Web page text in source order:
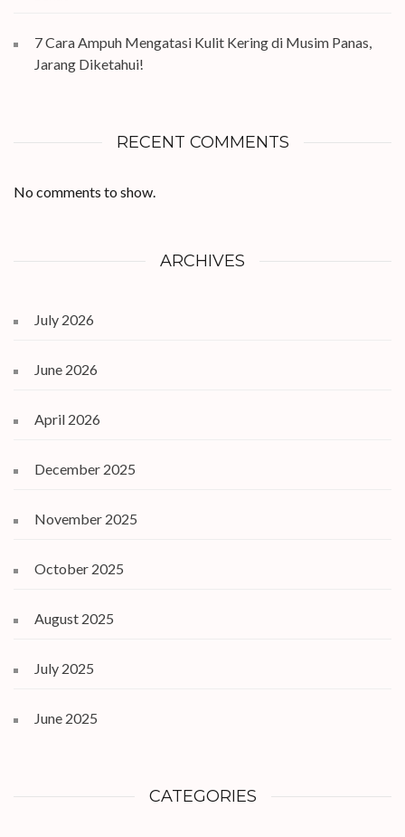
7 Cara Ampuh Mengatasi Kulit Kering di Musim Panas,
Jarang Diketahui!
RECENT COMMENTS
No comments to show.
ARCHIVES
July 2026
June 2026
April 2026
December 2025
November 2025
October 2025
August 2025
July 2025
June 2025
CATEGORIES